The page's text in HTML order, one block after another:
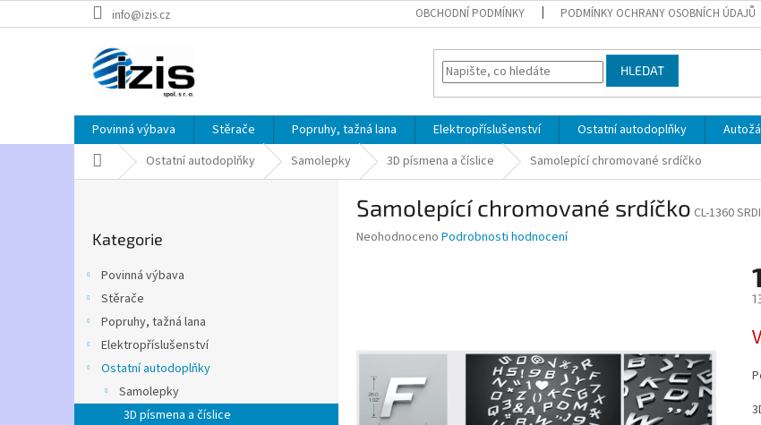
na
info@izis.cz OBCHODNÍ PODMÍNKY PODMÍNKY OCHRANY OSOBNÍCH ÚDAJŮ
HLEDAT
Povinná výbava Stěrače Popruhy, tažná lana Elektropříslušenství Ostatní autodoplňky
Domů Ostatní autodoplňky Samolepky 3D písmena a číslice Samolepící chromované srdíčko
n
kategorie
Kategorie
Povinná výbava
Stěrače
Popruhy, tažná lana
Elektropříslušenství
Ostatní autodoplňky
Samolepky
3D písmena a číslice
Samolepící chromované srdíčko CL-1360
Průměrné
hvězdiček.
Neohodnoceno Podrobnosti hodnocení